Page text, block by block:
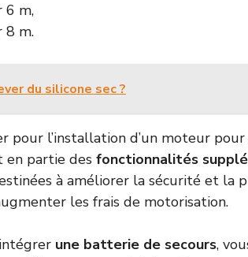
6 m,
8 m.
du silicone sec ?
pour l’installation d’un moteur
en partie des fonctionnalités
à améliorer la sécurité et la
les frais de motorisation.
une batterie de secours,